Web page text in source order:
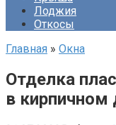
Лоджия
Откосы
Главная » Окна
Отделка
в кирпичном